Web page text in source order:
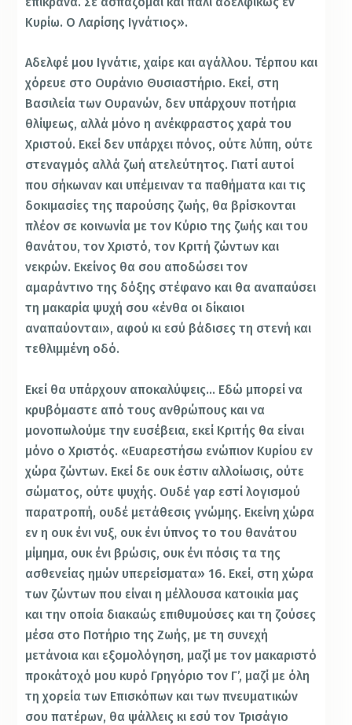
Κυρίω. Ο Λαρίσης Ιγνάτιος».
Αδελφέ μου Ιγνάτιε, χαίρε και αγάλλου. Τέρπου και
χόρευε στο Ουράνιο Θυσιαστήριο. Εκεί, στη
Βασιλεία των Ουρανών, δεν υπάρχουν ποτήρια
θλίψεως, αλλά μόνο η ανέκφραστος χαρά του
Χριστού. Εκεί δεν υπάρχει πόνος, ούτε λύπη, ούτε
στεναγμός αλλά ζωή ατελεύτητος. Γιατί αυτοί
που σήκωναν και υπέμειναν τα παθήματα και τις
δοκιμασίες της παρούσης ζωής, θα βρίσκονται
πλέον σε κοινωνία με τον Κύριο της ζωής και του
θανάτου, τον Χριστό, τον Κριτή ζώντων και
νεκρών. Εκείνος θα σου αποδώσει τον
αμαράντινο της δόξης στέφανο και θα αναπαύσει
τη μακαρία ψυχή σου «ένθα οι δίκαιοι
αναπαύονται», αφού κι εσύ βάδισες τη στενή και
τεθλιμμένη οδό.
Εκεί θα υπάρχουν αποκαλύψεις… Εδώ μπορεί να
κρυβόμαστε από τους ανθρώπους και να
μονοπωλούμε την ευσέβεια, εκεί Κριτής θα είναι
μόνο ο Χριστός. «Ευαρεστήσω ενώπιον Κυρίου εν
χώρα ζώντων. Εκεί δε ουκ έστιν αλλοίωσις, ούτε
σώματος, ούτε ψυχής. Ουδέ γαρ εστί λογισμού
παρατροπή, ουδέ μετάθεσις γνώμης. Εκείνη χώρα
εν η ουκ ένι νυξ, ουκ ένι ύπνος το του θανάτου
μίμημα, ουκ ένι βρώσις, ουκ ένι πόσις τα της
ασθενείας ημών υπερείσματα» 16. Εκεί, στη χώρα
των ζώντων που είναι η μέλλουσα κατοικία μας
και την οποία διακαώς επιθυμούσες και τη ζούσες
μέσα στο Ποτήριο της Ζωής, με τη συνεχή
μετάνοια και εξομολόγηση, μαζί με τον μακαριστό
προκάτοχό μου κυρό Γρηγόριο τον Γ’, μαζί με όλη
τη χορεία των Επισκόπων και των πνευματικών
σου πατέρων, θα ψάλλεις κι εσύ τον Τρισάγιο